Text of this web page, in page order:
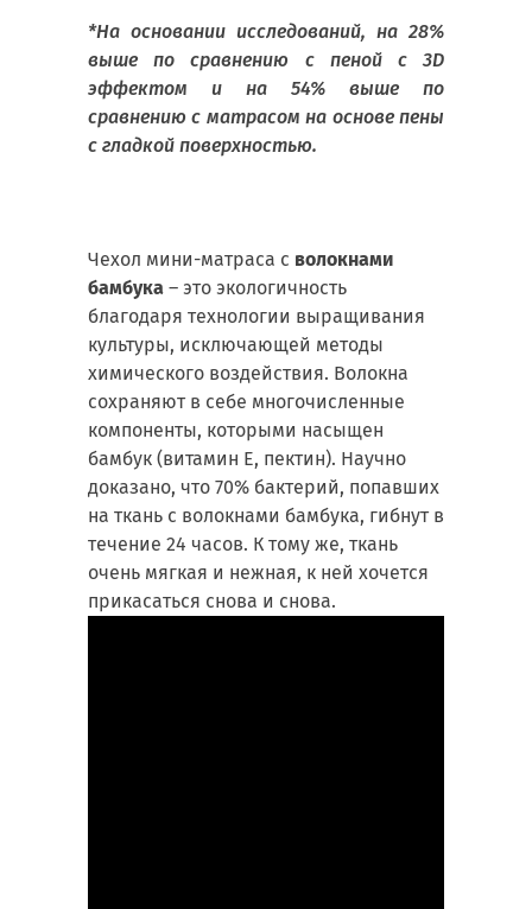
*На основании исследований, на 28%
выше по сравнению с пеной с 3D
эффектом и на 54% выше по
сравнению с матрасом на основе пены
с гладкой поверхностью.
Чехол мини-матраса с волокнами
бамбука – это экологичность
благодаря технологии выращивания
культуры, исключающей методы
химического воздействия. Волокна
сохраняют в себе многочисленные
компоненты, которыми насыщен
бамбук (витамин Е, пектин). Научно
доказано, что 70% бактерий, попавших
на ткань с волокнами бамбука, гибнут в
течение 24 часов. К тому же, ткань
очень мягкая и нежная, к ней хочется
прикасаться снова и снова.